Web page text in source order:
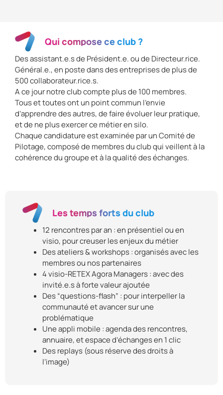
Qui compose ce club ?
Des assistant.e.s de Président.e. ou de Directeur.rice.
Général.e., en poste dans des entreprises de plus de
500 collaborateur.rice.s.
A ce jour notre club compte plus de 100 membres.
Tous et toutes ont un point commun l’envie
d’apprendre des autres, de faire évoluer leur pratique,
et de ne plus exercer ce métier en silo.
Chaque candidature est examinée par un Comité de
Pilotage, composé de membres du club qui veillent à la
cohérence du groupe et à la qualité des échanges.
Les temps forts du club
12 rencontres par an : en présentiel ou en
visio, pour creuser les enjeux du métier
Des ateliers & workshops : organisés avec les
membres ou nos partenaires
4 visio-RETEX Agora Managers : avec des
invité.e.s à forte valeur ajoutée
Des “questions-flash” : pour interpeller la
communauté et avancer sur une
problématique
Une appli mobile : agenda des rencontres,
annuaire, et espace d’échanges en 1 clic
Des replays (sous réserve des droits à
l’image)